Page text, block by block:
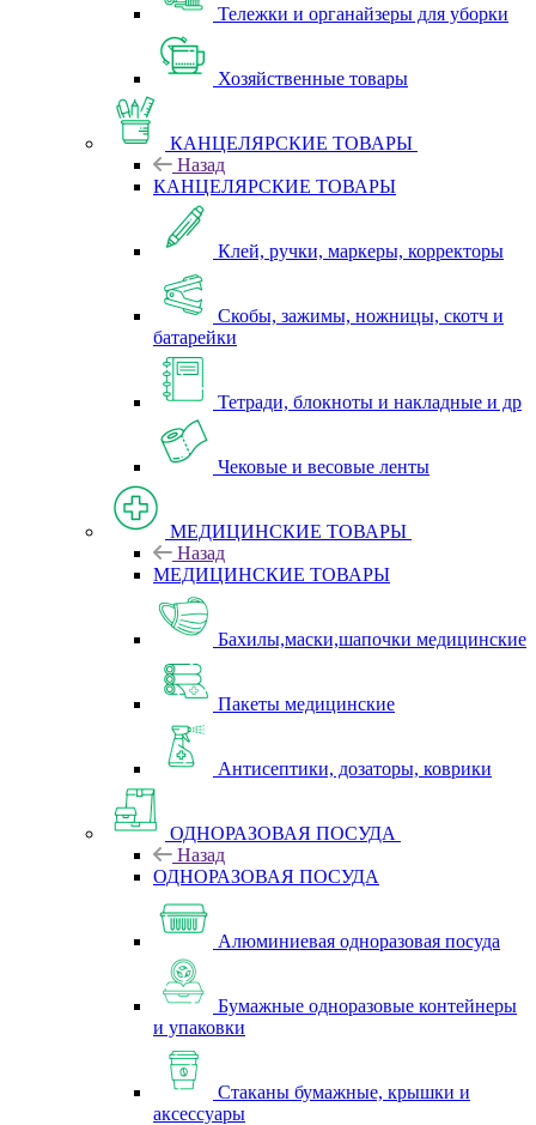
Тележки и органайзеры для уборки
Хозяйственные товары
КАНЦЕЛЯРСКИЕ ТОВАРЫ
Назад
КАНЦЕЛЯРСКИЕ ТОВАРЫ
Клей, ручки, маркеры, корректоры
Скобы, зажимы, ножницы, скотч и
батарейки
Тетради, блокноты и накладные и др
Чековые и весовые ленты
МЕДИЦИНСКИЕ ТОВАРЫ
Назад
МЕДИЦИНСКИЕ ТОВАРЫ
Бахилы,маски,шапочки медицинские
Пакеты медицинские
Антисептики, дозаторы, коврики
ОДНОРАЗОВАЯ ПОСУДА
Назад
ОДНОРАЗОВАЯ ПОСУДА
Алюминиевая одноразовая посуда
Бумажные одноразовые контейнеры
и упаковки
Стаканы бумажные, крышки и
аксессуары